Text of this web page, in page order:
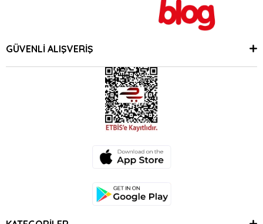
GÜVENLİ ALIŞVERİŞ